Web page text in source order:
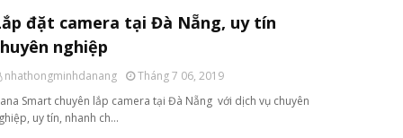
đặt camera tại Đà Nẵng, uy tín
nghiệp
nhathongminhdanang
Tháng 7 06, 2019
Smart chuyên lắp camera tại Đà Nẵng với dịch vụ chuyên
uy tín, nhanh ch…